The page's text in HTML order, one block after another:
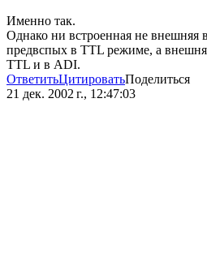
Именно так.
Однако ни встроенная не
предвспых в TTL режиме, а
TTL и в ADI.
ОтветитьЦитироватьПоделиться
21 дек. 2002 г., 12:47:03